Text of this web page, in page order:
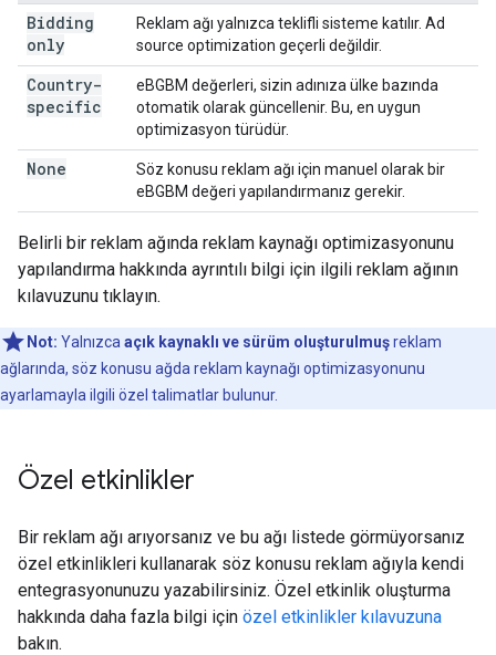
Bidding
only
Reklam ağı yalnızca teklifli sisteme katılır. Ad
source optimization geçerli değildir.
Country-
specific
eBGBM değerleri, sizin adınıza ülke bazında
otomatik olarak güncellenir. Bu, en uygun
optimizasyon türüdür.
None
Söz konusu reklam ağı için manuel olarak bir
eBGBM değeri yapılandırmanız gerekir.
Belirli bir reklam ağında reklam kaynağı optimizasyonunu
yapılandırma hakkında ayrıntılı bilgi için ilgili reklam ağının
kılavuzunu tıklayın.
Not: Yalnızca açık kaynaklı ve sürüm oluşturulmuşreklam
ağlarında, söz konusu ağda reklam kaynağı optimizasyonunu
ayarlamayla ilgili özel talimatlar bulunur.
Özel etkinlikler
Bir reklam ağı arıyorsanız ve bu ağı listede görmüyorsanız
özel etkinlikleri kullanarak söz konusu reklam ağıyla kendi
entegrasyonunuzu yazabilirsiniz. Özel etkinlik oluşturma
hakkında daha fazla bilgi için özel etkinlikler kılavuzuna
bakın.